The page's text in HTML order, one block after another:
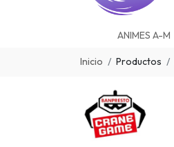
ANIMES A-M
Inicio Productos